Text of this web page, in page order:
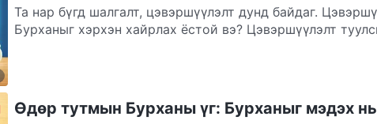
Та нар бүгд шалгалт, цэвэршүүлэлт дунд байдаг.
Бурханыг хэрхэн хайрлах ёстой вэ? Цэвэршүүлэлт
Өдөр тутмын Бурханы үг: Бурханыг мэдэх